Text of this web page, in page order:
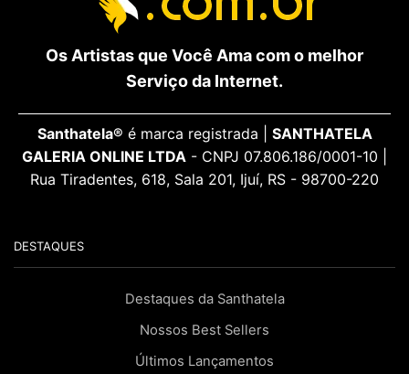
Os Artistas que Você Ama com o melhor
Serviço da Internet.
Santhatela® é marca registrada | SANTHATELA
GALERIA ONLINE LTDA - CNPJ 07.806.186/0001-10 |
Rua Tiradentes, 618, Sala 201, Ijuí, RS - 98700-220
DESTAQUES
Destaques da Santhatela
Nossos Best Sellers
Últimos Lançamentos